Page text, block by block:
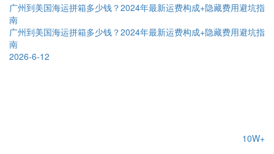
广州到美国海运拼箱多少钱？2024年最新运费构成+隐藏费用避坑指
南
广州到美国海运拼箱多少钱？2024年最新运费构成+隐藏费用避坑指
南
2026-6-12
10W+